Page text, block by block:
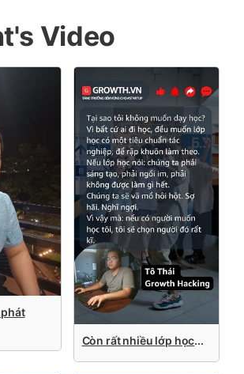
Video
Còn rất nhiều lớp học...